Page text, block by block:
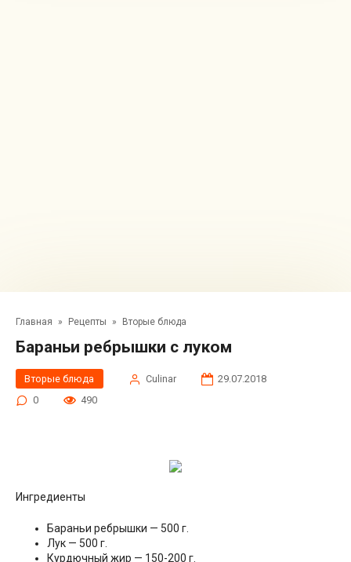
Главная » Рецепты » Вторые блюда
Бараньи ребрышки с луком
Вторые блюда Сulinar
29.07.2018
0
490
Ингредиенты
Бараньи ребрышки — 500 г.
Лук — 500 г.
Курдючный жир — 150-200 г.